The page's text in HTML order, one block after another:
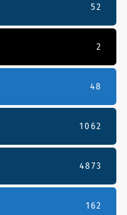
52
2
48
1062
4873
162